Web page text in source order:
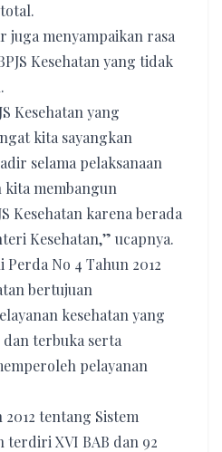
juga menyampaikan rasa
Kesehatan yang tidak
Kesehatan yang
kita sayangkan
selama pelaksanaan
membangun
Kesehatan karena berada
Kesehatan,” ucapnya.
Perda No 4 Tahun 2012
bertujuan
kesehatan yang
terbuka serta
pelayanan
tentang Sistem
terdiri XVI BAB dan 92